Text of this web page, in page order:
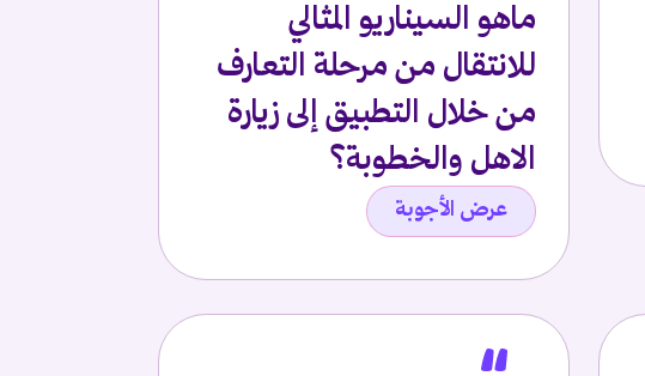
ماهو السيناريو المثالي
للانتقال من مرحلة التعارف
من خلال التطبيق إلى زيارة
الاهل والخطوبة؟
عرض الأجوبة